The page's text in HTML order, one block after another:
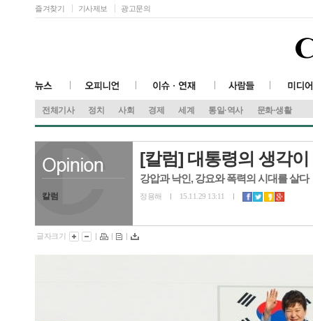
즐겨찾기 기사제보 광고문의
전체기사 정치 사회 경제 세계 통일·역사 문화·생활
칼럼
[칼럼] 대통령의 생각
강압과 낙인, 강요와 폭력의 시대를 살다
정용해 15.11.29 13:11
글자크기 | | |